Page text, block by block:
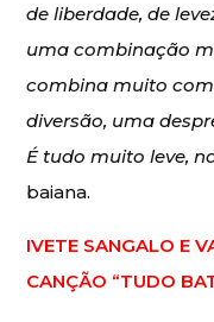
de liberdade, de
uma combinação
combina muito
diversão, uma
É tudo muito leve,
baiana.
IVETE SANGALO E
CANÇÃO “TUDO